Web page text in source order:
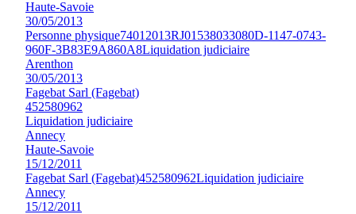
Haute-Savoie
30/05/2013
Personne physique74012013RJ01538033080D-1147-0743-
960F-3B83E9A860A8Liquidation judiciaire
Arenthon
30/05/2013
Fagebat Sarl (Fagebat)
452580962
Liquidation judiciaire
Annecy
Haute-Savoie
15/12/2011
Fagebat Sarl (Fagebat)452580962Liquidation judiciaire
Annecy
15/12/2011